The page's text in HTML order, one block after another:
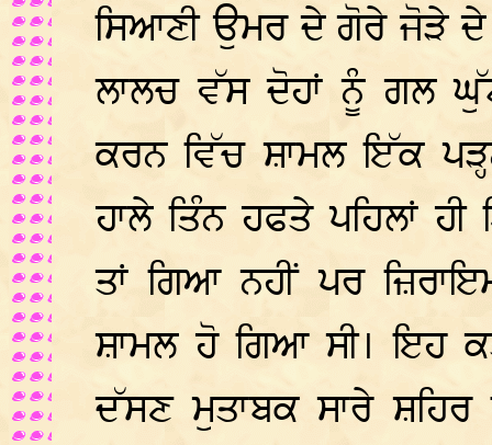
ਸਿਆਣੀ ਉਮਰ ਦੇ ਗੋਰੇ ਜੋੜੇ ਦੇ
ਲਾਲਚ ਵੱਸ ਦੋਹਾਂ ਨੂੰ ਗਲ
ਕਰਨ ਵਿੱਚ ਸ਼ਾਮਲ ਇੱਕ
ਹਾਲੇ ਤਿੰਨ ਹਫਤੇ ਪਹਿਲਾਂ
ਤਾਂ ਗਿਆ ਨਹੀਂ ਪਰ
ਸ਼ਾਮਲ ਹੋ ਗਿਆ ਸੀ। ਇਹ
ਦੱਸਣ ਮੁਤਾਬਕ ਸਾਰੇ ਸ਼ਹਿਰ